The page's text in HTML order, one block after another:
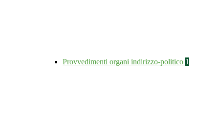
Provvedimenti organi indirizzo-politico 1